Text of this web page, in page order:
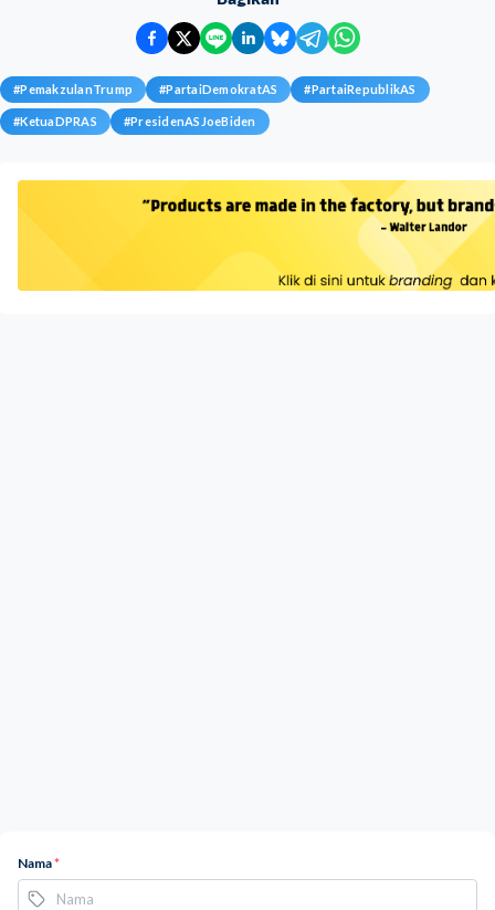
#PemakzulanTrump #PartaiDemokratAS #PartaiRepublikAS
#KetuaDPRAS #PresidenASJoeBiden
Nama*